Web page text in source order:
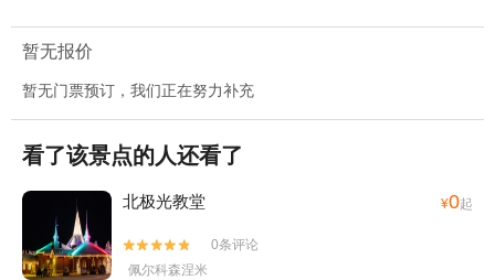
暂无报价
暂无门票预订，我们正在努力补充
看了该景点的人还看了
北极光教堂 ¥0起


0条评论
佩尔科森涅米